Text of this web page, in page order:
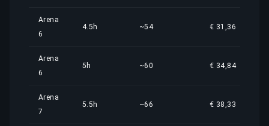
Arena
6
4.5h ~54 € 31,36
Arena
6
5h ~60 € 34,84
Arena
7
5.5h ~66 € 38,33